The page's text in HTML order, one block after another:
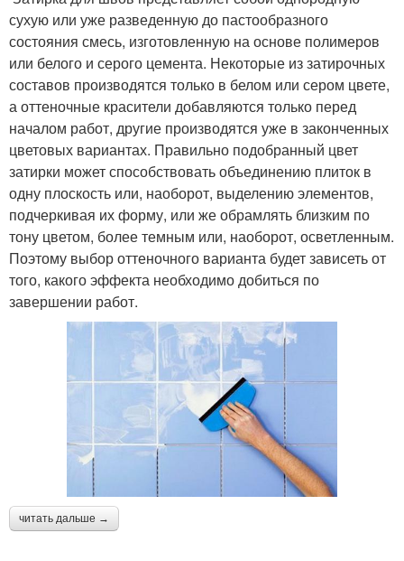
сухую или уже разведенную до пастообразного
состояния смесь, изготовленную на основе полимеров
или белого и серого цемента. Некоторые из затирочных
составов производятся только в белом или сером цвете,
а оттеночные красители добавляются только перед
началом работ, другие производятся уже в законченных
цветовых вариантах. Правильно подобранный цвет
затирки может способствовать объединению плиток в
одну плоскость или, наоборот, выделению элементов,
подчеркивая их форму, или же обрамлять близким по
тону цветом, более темным или, наоборот, осветленным.
Поэтому выбор оттеночного варианта будет зависеть от
того, какого эффекта необходимо добиться по
завершении работ.
читать дальше →